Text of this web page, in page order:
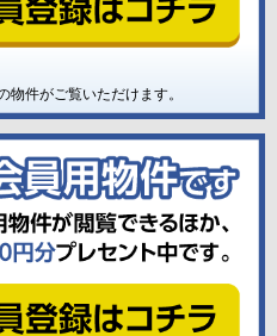
物件がご覧いただけます。